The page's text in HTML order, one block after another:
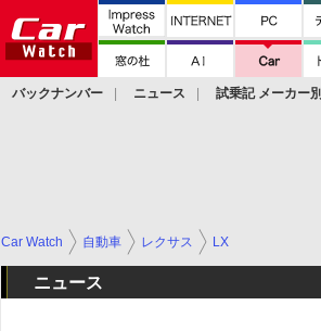
バックナンバー ニュース 試乗記 メーカー別
Car Watch 自動車 レクサス LX
ニュース